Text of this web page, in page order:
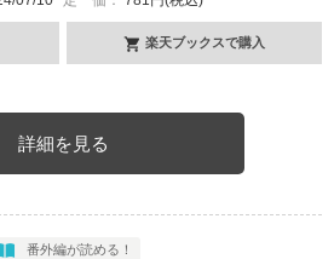
楽天ブックスで購入
詳細を見る
番外編が読める！